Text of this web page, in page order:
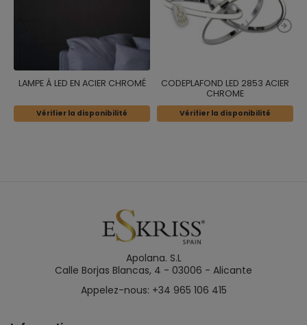
LAMPE À LED EN ACIER CHROMÉ
Vérifier la disponibilité
CODEPLAFOND LED 2853 ACIER
CHROME
Vérifier la disponibilité
Apolana. S.L
Calle Borjas Blancas, 4 - 03006 - Alicante
Appelez-nous: +34 965 106 415